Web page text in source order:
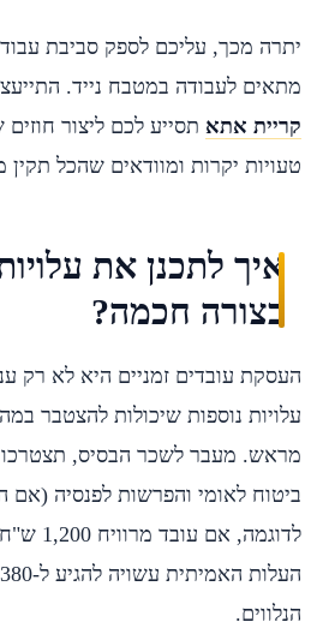
יתרה מכך, עליכם לספק סביבת
מתאים לעבודה במטבח נייד.
קריית אתא תסייע לכם ליצור
טעויות יקרות ומוודאים שהכל תקין
איך לתכנן את
בצורה חכמה?
העסקת עובדים זמניים היא לא רק
עלויות נוספות שיכולות להצטבר
ביטוח לאומי והפרשות לפנסיה
לדוגמה,
הנלווים.